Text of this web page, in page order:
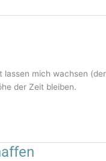
lassen mich wachsen (der
der Zeit bleiben.